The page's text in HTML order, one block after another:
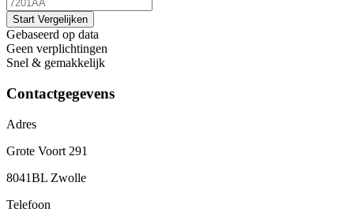
Start Vergelijken
Gebaseerd op data
Geen verplichtingen
Snel & gemakkelijk
Contactgegevens
Adres
Grote Voort 291
8041BL Zwolle
Telefoon